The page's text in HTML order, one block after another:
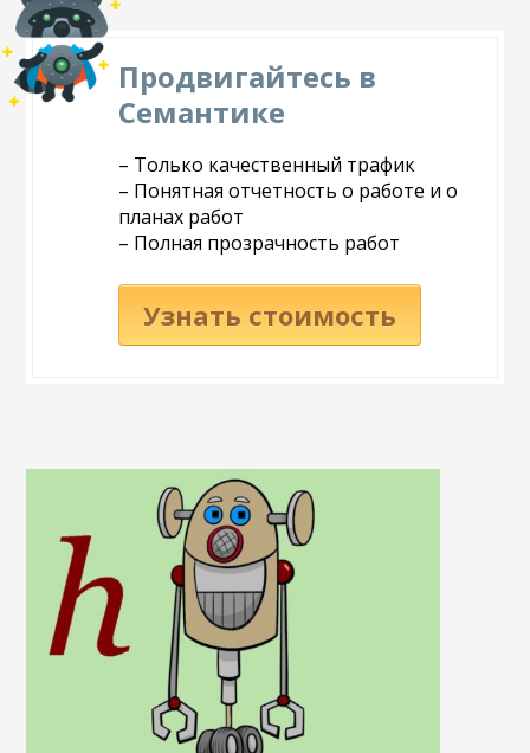
Продвигайтесь в
Семантике
– Только качественный трафик
– Понятная отчетность о работе и о
планах работ
– Полная прозрачность работ
Узнать стоимость